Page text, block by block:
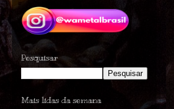
Pesquisar
Mais lidas da semana